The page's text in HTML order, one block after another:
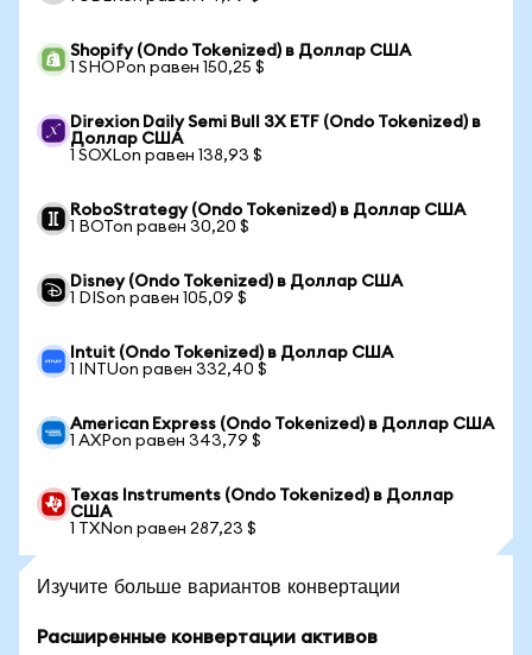
Shopify (Ondo Tokenized) в Доллар США
1 SHOPon равен 150,25 $
Direxion Daily Semi Bull 3X ETF (Ondo Tokenized) в
Доллар США
1 SOXLon равен 138,93 $
RoboStrategy (Ondo Tokenized) в Доллар США
1 BOTon равен 30,20 $
Disney (Ondo Tokenized) в Доллар США
1 DISon равен 105,09 $
Intuit (Ondo Tokenized) в Доллар США
1 INTUon равен 332,40 $
American Express (Ondo Tokenized) в Доллар США
1 AXPon равен 343,79 $
Texas Instruments (Ondo Tokenized) в Доллар
США
1 TXNon равен 287,23 $
Изучите больше вариантов конвертации
Расширенные конвертации активов